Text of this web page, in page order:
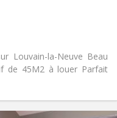
Louvain-la-Neuve Beau
de 45M2 à louer Parfait